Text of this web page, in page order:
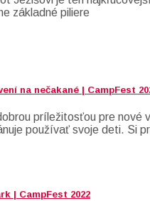
základné piliere
na nečakané | CampFest
príležitosťou pre
používať svoje deti. Si
| CampFest 2022